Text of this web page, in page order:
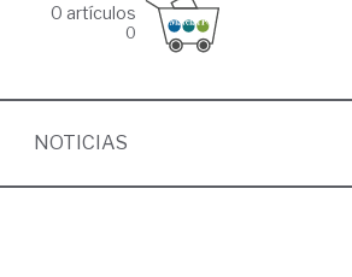
0 artículos
0
NOTICIAS